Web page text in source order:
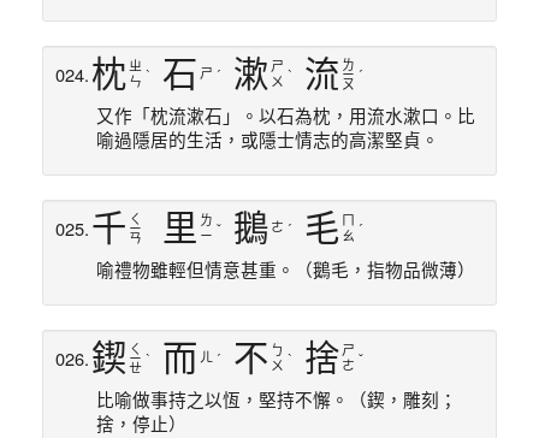
024.枕 ㄓ
ㄣ ˋ 石 ㄕ ˊ 漱 ㄕ
ㄨ ˋ 流 ㄌ
ㄧ
ㄡ
ˊ
又作「枕流漱石」。以石為枕，用流水漱口。比
喻過隱居的生活，或隱士情志的高潔堅貞。
025.千 ㄑ
ㄧ
ㄢ 里 ㄌ
ㄧ ˇ 鵝 ㄜ ˊ 毛 ㄠ ˊ
喻禮物雖輕但情意甚重。（鵝毛，指物品微薄）
026.鍥 ㄑ
ㄧ
ㄝ
ˋ 而 ㄦ ˊ 不 ㄅ
ㄨ ˋ 捨 ㄕ
ㄜ ˇ
比喻做事持之以恆，堅持不懈。（鍥，雕刻；
捨，停止）